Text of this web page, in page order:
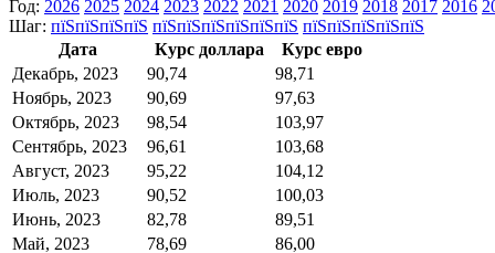
Год: 2026 2025 2024 2023 2022 2021 2020 2019 2018 2017 2016
Шаг: пїЅпїЅпїЅпїЅ пїЅпїЅпїЅпїЅпїЅпїЅ пїЅпїЅпїЅпїЅпїЅ
Дата
Курс доллара
Курс евро
Декабрь, 2023
90,74
98,71
Ноябрь, 2023
90,69
97,63
Октябрь, 2023
98,54
103,97
Сентябрь, 2023
96,61
103,68
Август, 2023
95,22
104,12
Июль, 2023
90,52
100,03
Июнь, 2023
82,78
89,51
Май, 2023
78,69
86,00